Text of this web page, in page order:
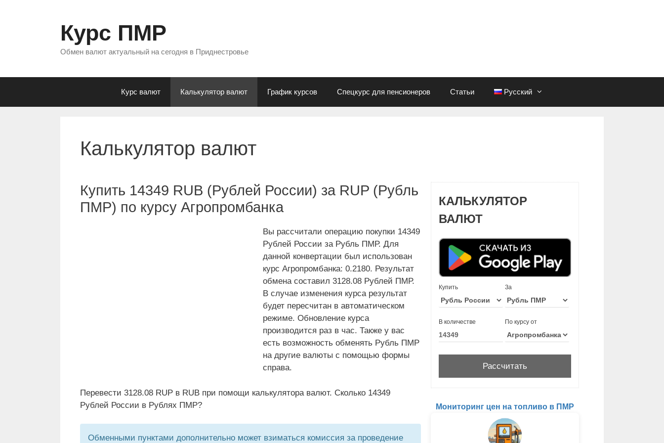
Курс ПМР
Обмен валют актуальный на сегодня в Приднестровье
Курс валют Калькулятор валют График курсов Спецкурс для пенсионеров Статьи Русский
Калькулятор валют
Купить 14349 RUB (Рублей России) за RUP (Рубль
ПМР) по курсу Агропромбанка
Вы рассчитали операцию покупки 14349
Рублей России за Рубль ПМР. Для
данной конвертации был использован
курс Агропромбанка: 0.2180. Результат
обмена составил 3128.08 Рублей ПМР.
В случае изменения курса результат
будет пересчитан в автоматическом
режиме. Обновление курса
производится раз в час. Также у вас
есть возможность обменять Рубль ПМР
на другие валюты с помощью формы
справа.
Перевести 3128.08 RUP в RUB при помощи калькулятора валют. Сколько 14349
Рублей России в Рублях ПМР?
Обменными пунктами дополнительно может взиматься комиссия за проведение
КАЛЬКУЛЯТОР
ВАЛЮТ
Купить За
В количестве По курсу от
Мониторинг цен на топливо в ПМР